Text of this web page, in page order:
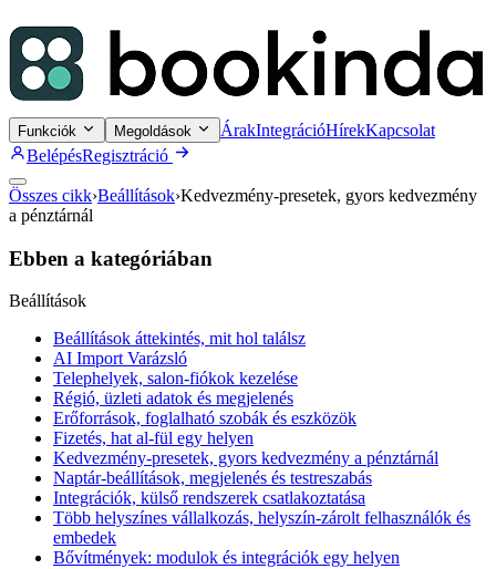
Funkciók Megoldások ÁrakIntegrációHírekKapcsolat
BelépésRegisztráció
Összes cikk›Beállítások›Kedvezmény-presetek, gyors kedvezmény
a pénztárnál
Ebben a kategóriában
Beállítások
Beállítások áttekintés, mit hol találsz
AI Import Varázsló
Telephelyek, salon-fiókok kezelése
Régió, üzleti adatok és megjelenés
Erőforrások, foglalható szobák és eszközök
Fizetés, hat al-fül egy helyen
Kedvezmény-presetek, gyors kedvezmény a pénztárnál
Naptár-beállítások, megjelenés és testreszabás
Integrációk, külső rendszerek csatlakoztatása
Több helyszínes vállalkozás, helyszín-zárolt felhasználók és
embedek
Bővítmények: modulok és integrációk egy helyen